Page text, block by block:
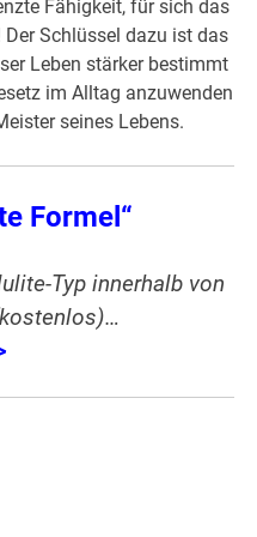
Fähigkeit, für sich das
Schlüssel dazu ist das
Leben stärker bestimmt
im Alltag anzuwenden
seines Lebens.
Formel“
Typ innerhalb von